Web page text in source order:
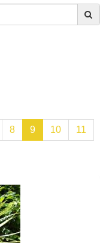
8 9 10 11